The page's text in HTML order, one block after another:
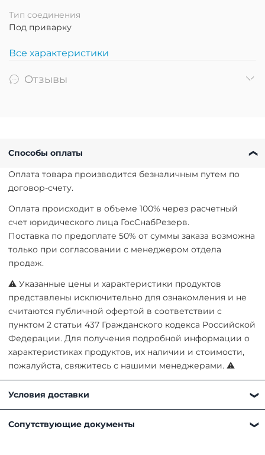
Тип соединения
Под приварку
Все характеристики
Отзывы
Способы оплаты
Оплата товара производится безналичным путем по
договор-счету.
Оплата происходит в объеме 100% через расчетный
счет юридического лица ГосСнабРезерв.
Поставка по предоплате 50% от суммы заказа возможна
только при согласовании с менеджером отдела
продаж.
⚠ Указанные цены и характеристики продуктов
представлены исключительно для ознакомления и не
считаются публичной офертой в соответствии с
пунктом 2 статьи 437 Гражданского кодекса Российской
Федерации. Для получения подробной информации о
характеристиках продуктов, их наличии и стоимости,
пожалуйста, свяжитесь с нашими менеджерами. ⚠
Условия доставки
способом:
Сопутствующие документы